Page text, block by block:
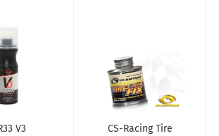
V3
CS-Racing Tire